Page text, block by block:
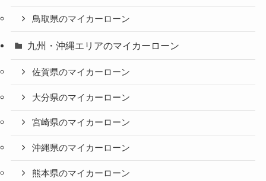
鳥取県のマイカーローン
九州・沖縄エリアのマイカーローン
佐賀県のマイカーローン
大分県のマイカーローン
宮崎県のマイカーローン
沖縄県のマイカーローン
熊本県のマイカーローン